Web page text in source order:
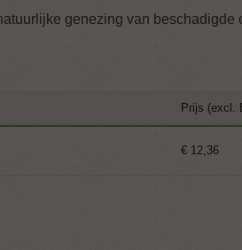
genezing van
Prijs (excl.
€ 12,36